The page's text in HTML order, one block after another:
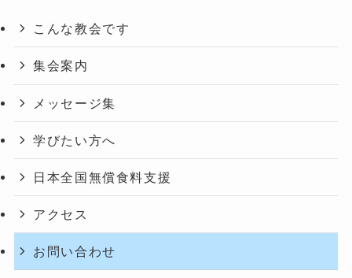
こんな教会です
集会案内
メッセージ集
学びたい方へ
日本全国無償食料支援
アクセス
お問い合わせ